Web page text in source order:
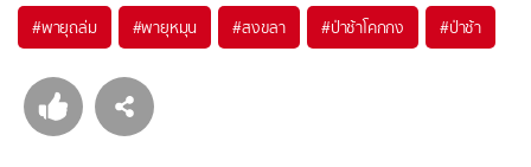
#พายุถล่ม #พายุหมุน #สงขลา #ป่าช้าโคกกง #ป่าช้า